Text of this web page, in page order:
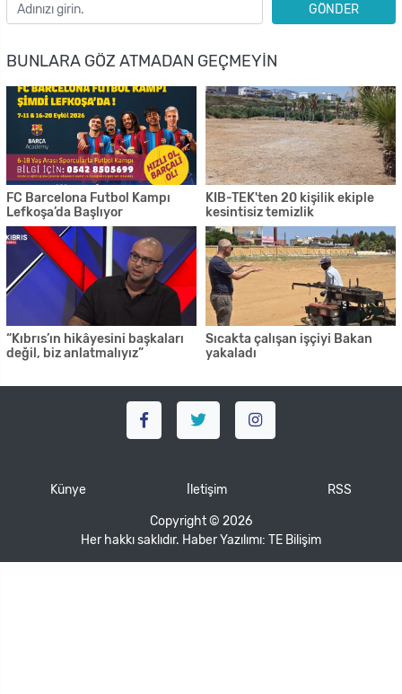
GÖNDER
BUNLARA GÖZ ATMADAN GEÇMEYIN
FC Barcelona Futbol Kampı
Lefkoşa’da Başlıyor
KIB-TEK'ten 20 kişilik ekiple
kesintisiz temizlik
“Kıbrıs’ın hikâyesini başkaları
değil, biz anlatmalıyız”
Sıcakta çalışan işçiyi Bakan
yakaladı
Künye İletişim RSS
Copyright © 2026
Her hakkı saklıdır. Haber Yazılımı: TE Bilişim